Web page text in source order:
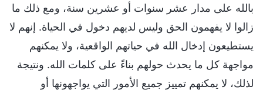
بالله على مدار عشر سنوات أو عشرين سنة، ومع ذلك ما
زالوا لا يفهمون الحق وليس لديهم دخول في الحياة. إنهم لا
يستطيعون إدخال الله في حياتهم الواقعية، ولا يمكنهم
مواجهة كل ما يحدث حولهم بناءً على كلمات الله. ونتيجة
لذلك، لا يمكنهم تمييز جميع الأمور التي يواجهونها أو